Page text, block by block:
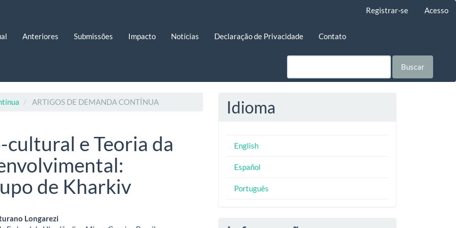
Registrar-se Acesso
Anteriores Submissões Impacto Notícias Declaração de Privacidade Contato
Buscar
ARTIGOS DE DEMANDA CONTÍNUA
e Teoria da
de Kharkiv
Longarezi
Idioma
English
Español
Português